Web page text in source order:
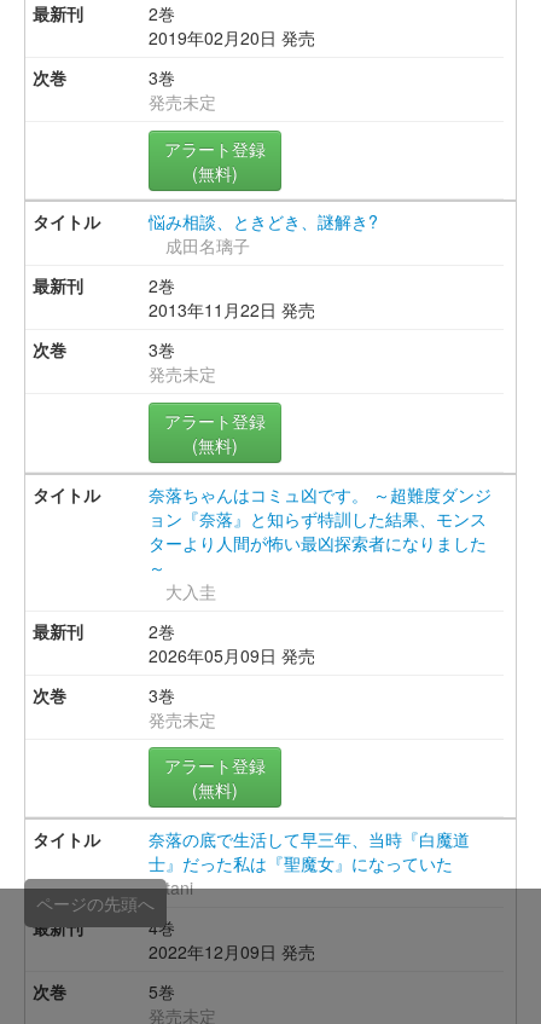
2巻
2019年02月20日 発売
3巻
発売未定
アラート登録
(無料)
悩み相談、ときどき、謎解き?
成田名璃子
2巻
2013年11月22日 発売
3巻
発売未定
アラート登録
(無料)
奈落ちゃんはコミュ凶です。 ～超難度ダンジ
ョン『奈落』と知らず特訓した結果、モンス
ターより人間が怖い最凶探索者になりました
～
大入圭
2巻
2026年05月09日 発売
3巻
発売未定
アラート登録
(無料)
奈落の底で生活して早三年、当時『白魔道
士』だった私は『聖魔女』になっていた
tani
4巻
2022年12月09日 発売
5巻
発売未定
ページの先頭へ